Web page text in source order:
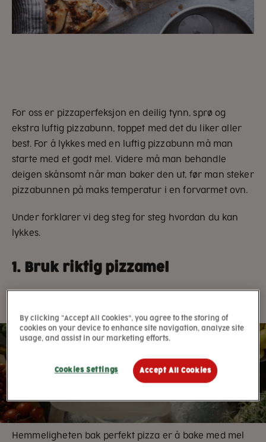
For oss er pizzaperfeksjon en deilig tynn, sprø og
ekstra luftig pizzabunn, toppet med det du liker aller
best. For å lykkes med en luftig pizzabunn må man
starte med et godt mel. Videre må man behandle
deigen skånsomt når man baker den ut, før man steker
pizzabunnen på maks temperatur i en forvarmet ovn.
Under forklarer vi deg steg for steg hvordan du kan
lykkes.
1. Bruk riktig pizzamel
Hemmeligheten bak perfekt pizza er å bake med mel
By clicking “Accept All Cookies”, you agree to the storing of
cookies on your device to enhance site navigation, analyze site
usage, and assist in our marketing efforts.
Accept All Cookies
Cookies Settings